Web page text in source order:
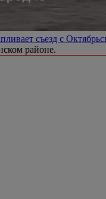
съезд с
районе.